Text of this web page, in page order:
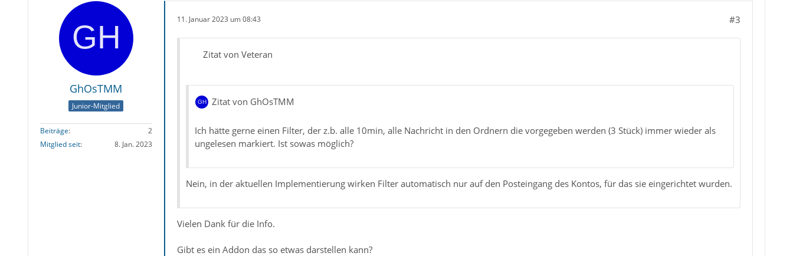
GhOsTMM
Junior-Mitglied
Beiträge
2
Mitglied seit
8. Jan. 2023
11. Januar 2023 um 08:43 #3
Zitat von Veteran
Zitat von GhOsTMM
Ich hätte gerne einen Filter, der z.b. alle 10min, alle Nachricht in den Ordnern die vorgegeben werden (3 Stück) immer wieder als
ungelesen markiert. Ist sowas möglich?
Nein, in der aktuellen Implementierung wirken Filter automatisch nur auf den Posteingang des Kontos, für das sie eingerichtet wurden.
Vielen Dank für die Info.
Gibt es ein Addon das so etwas darstellen kann?